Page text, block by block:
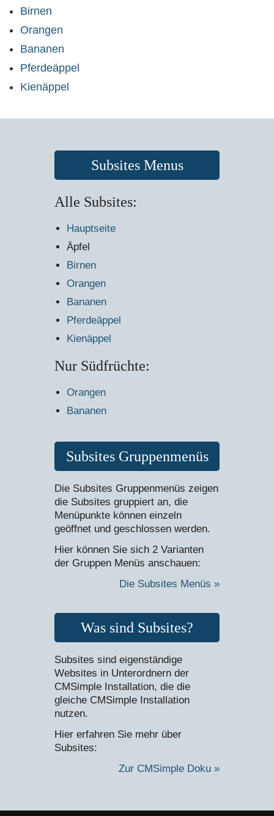
Birnen
Orangen
Bananen
Pferdeäppel
Kienäppel
Subsites Menus
Alle Subsites:
Hauptseite
Äpfel
Birnen
Orangen
Bananen
Pferdeäppel
Kienäppel
Nur Südfrüchte:
Orangen
Bananen
Subsites Gruppenmenüs
Die Subsites Gruppenmenüs zeigen
die Subsites gruppiert an, die
Menüpunkte können einzeln
geöffnet und geschlossen werden.
Hier können Sie sich 2 Varianten
der Gruppen Menüs anschauen:
Die Subsites Menüs »
Was sind Subsites?
Subsites sind eigenständige
Websites in Unterordnern der
CMSimple Installation, die die
gleiche CMSimple Installation
nutzen.
Hier erfahren Sie mehr über
Subsites:
Zur CMSimple Doku »